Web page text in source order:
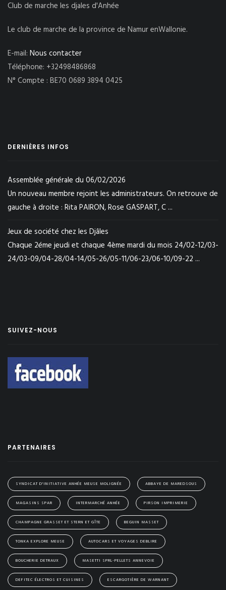
Club de marche les djales d'Anhée
Le club de marche de la province de Namur enWallonie.
E-mail: Nous contacter
Téléphone: +32498486868
N° Compte : BE70 0689 3894 0425
DERNIÈRES INFOS
Assemblée générale du 06/02/2026
Un nouveau membre rejoint les administrateurs. On retrouve de
gauche à droite : Rita PAIRON, Rose GASPART, C ...
Jeux de société chez les Djâles
Chaque 2éme jeudi et chaque 4ème mardi du mois 24/02-12/03-
24/03-09/04-28/04-14/05-26/05-11/06-23/06-10/09-22 ...
SUIVEZ-NOUS
PARTENAIRES
SYNDICAT D'INITIATIVE ANHÉE MEUSE MOLIGNÉE ABBAYE DE MAREDSOUS
MAGASINS SPAR INTERMARCHÉ ANHÉE PIRSON IMPRIMERIE
CHAMPAGNE GRASSET ET STERN ET GÎTE BEGUIN MASSET
TONKA EXPLORE MEUSE AUTOCARS ET VOYAGES DEBLIRE
BOUCHERIE DETRAUX MASETTI SPRL-PELLETS ANNEVOIE
DEFITEC ÉLECTROS ET CUISINES ESCARGOTIÈRE DE WARNANT